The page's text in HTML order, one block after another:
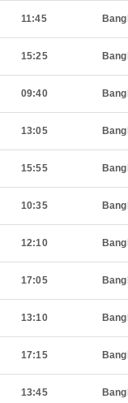
11:45
15:25
09:40
13:05
15:55
10:35
12:10
17:05
13:10
17:15
13:45